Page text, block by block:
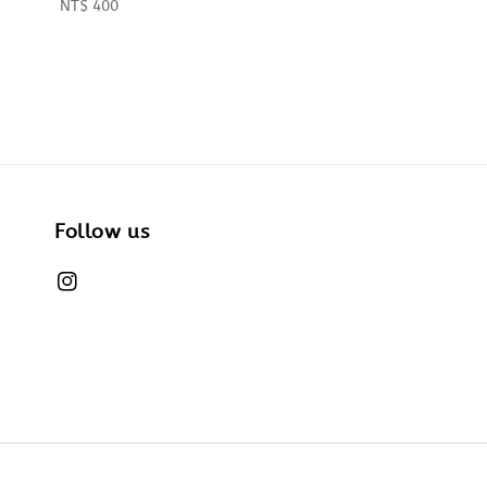
Regular
NT$ 400
Follow us